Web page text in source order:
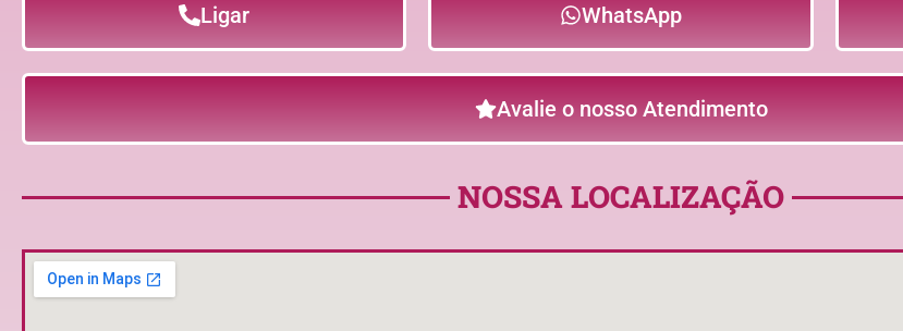
Ligar WhatsApp
Avalie o nosso Atendimento
NOSSA LOCALIZAÇÃO